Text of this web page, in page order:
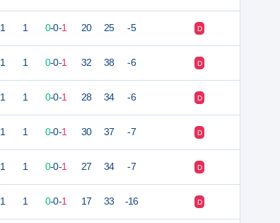
1 1 0-0-1 20 25 -5 D
1 1 0-0-1 32 38 -6 D
1 1 0-0-1 28 34 -6 D
1 1 0-0-1 30 37 -7 D
1 1 0-0-1 27 34 -7 D
1 1 0-0-1 17 33 -16 D